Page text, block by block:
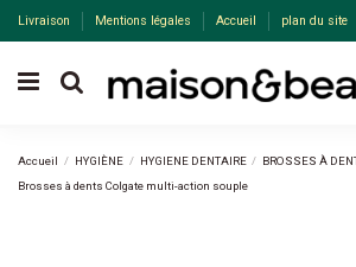
Livraison Mentions légales Accueil plan du site
Accueil HYGIÈNE HYGIENE DENTAIRE BROSSES À
Brosses à dents Colgate multi-action souple